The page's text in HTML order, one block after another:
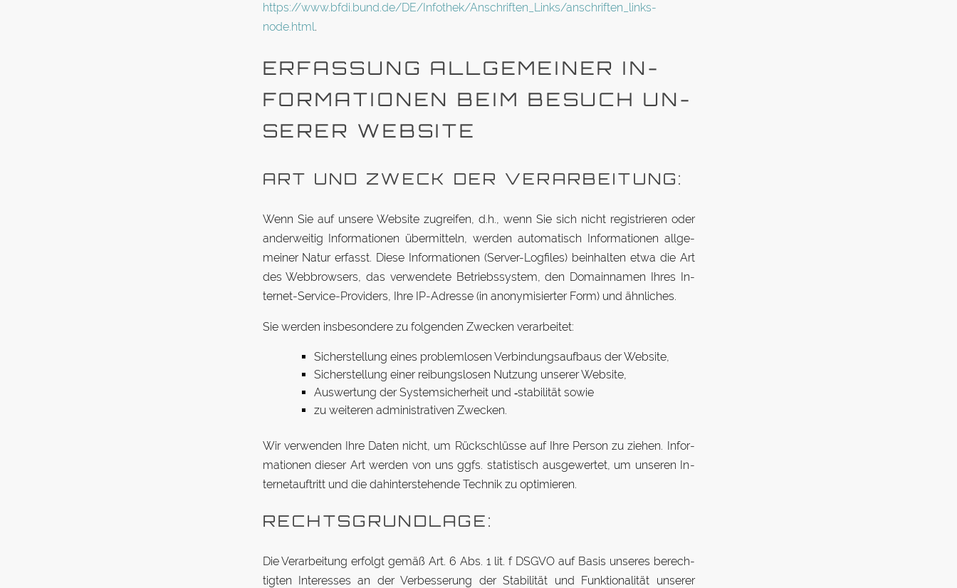
https://www.bfdi.bund.de/DE/Infothek/Anschriften_Links/anschriften_links-
node.html.
ER­FASSUNG ALL­GE­MEINER IN­
FOR­MA­TIONEN BEIM BESUCH UN­
SERER WEBSITE
ART UND ZWECK DER VERARBEITUNG:
Wenn Sie auf unsere Website zu­greifen, d.h., wenn Sie sich nicht re­gis­trieren oder
an­der­weitig In­for­ma­tionen über­mitteln, werden au­to­ma­tisch In­for­ma­tionen all­ge­
meiner Natur er­fasst. Diese In­for­ma­tionen (Server-Log­files) be­inhalten etwa die Art
des Web­browsers, das ver­wendete Be­triebs­system, den Do­main­namen Ihres In­
ternet-Service-Pro­viders, Ihre IP-Adresse (in an­ony­mi­sierter Form) und ähnliches.
Sie werden ins­be­sondere zu fol­genden Zwecken verarbeitet:
Si­cher­stellung eines pro­blem­losen Ver­bin­dungs­aufbaus der Website,
Si­cher­stellung einer rei­bungs­losen Nutzung un­serer Website,
Aus­wertung der Sys­tem­si­cherheit und ‑sta­bi­lität sowie
zu wei­teren ad­mi­nis­tra­tiven Zwecken.
Wir ver­wenden Ihre Daten nicht, um Rück­schlüsse auf Ihre Person zu ziehen. In­for­
ma­tionen dieser Art werden von uns ggfs. sta­tis­tisch aus­ge­wertet, um un­seren In­
ter­net­auf­tritt und die da­hin­ter­ste­hende Technik zu optimieren.
RECHTS­GRUNDLAGE:
Die Ver­ar­beitung er­folgt gemäß Art. 6 Abs. 1 lit. f DSGVO auf Basis un­seres be­rech­
tigten In­ter­esses an der Ver­bes­serung der Sta­bi­lität und Funk­tio­na­lität un­serer